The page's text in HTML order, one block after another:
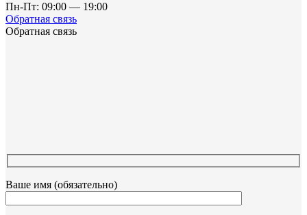
Пн-Пт: 09:00 — 19:00
Обратная связь
Обратная связь
Ваше имя (обязательно)